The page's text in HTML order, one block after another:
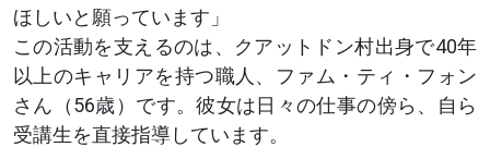
ほしいと願っています」
この活動を支えるのは、クアットドン村出身で40年
以上のキャリアを持つ職人、ファム・ティ・フォン
さん（56歳）です。彼女は日々の仕事の傍ら、自ら
受講生を直接指導しています。